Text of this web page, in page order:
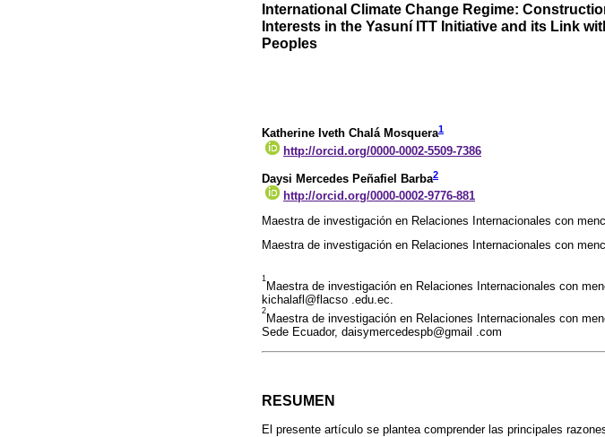
International Climate Change Regime:
Interests in the Yasuní ITT Initiative and its Link
Peoples
Katherine Iveth Chalá Mosquera1
http://orcid.org/0000-0002-5509-7386
Daysi Mercedes Peñafiel Barba2
http://orcid.org/0000-0002-9776-881
Maestra de investigación en Relaciones Internacionales con
Maestra de investigación en Relaciones Internacionales con
1
Maestra de investigación en Relaciones Internacionales con
kichalafl@flacso .edu.ec.
2
Maestra de investigación en Relaciones Internacionales con
Sede Ecuador, daisymercedespb@gmail .com
RESUMEN
El presente artículo se plantea comprender las principales